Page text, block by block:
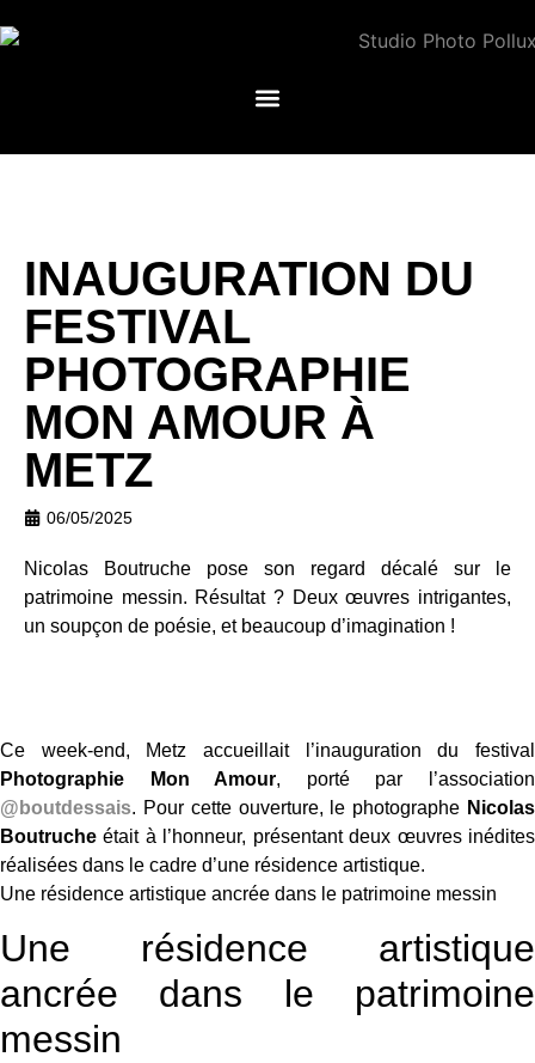
INAUGURATION DU
FESTIVAL
PHOTOGRAPHIE
MON AMOUR À
METZ
06/05/2025
Nicolas Boutruche pose son regard décalé sur le
patrimoine messin. Résultat ? Deux œuvres intrigantes,
un soupçon de poésie, et beaucoup d’imagination !
Ce week-end, Metz accueillait l’inauguration du festival
Photographie Mon Amour, porté par l’association
@boutdessais. Pour cette ouverture, le photographe Nicolas
Boutruche était à l’honneur, présentant deux œuvres inédites
réalisées dans le cadre d’une résidence artistique.
Une résidence artistique ancrée dans le patrimoine messin
Une résidence artistique
ancrée dans le patrimoine
messin